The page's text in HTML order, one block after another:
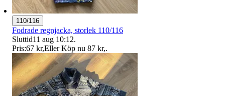
110/116
Fodrade regnjacka, storlek 110/116
Sluttid11 aug 10:12.
Pris:67 kr,Eller Köp nu 87 kr,.